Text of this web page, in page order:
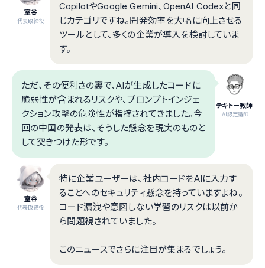
室谷
代表取締役
CopilotやGoogle Gemini、OpenAI Codexと同
じカテゴリですね。開発効率を大幅に向上させる
ツールとして、多くの企業が導入を検討していま
す。
テキトー教師
.AI認定講師
ただ、その便利さの裏で、AIが生成したコードに
脆弱性が含まれるリスクや、プロンプトインジェ
クション攻撃の危険性が指摘されてきました。今
回の中国の発表は、そうした懸念を現実のものと
して突きつけた形です。
室谷
代表取締役
特に企業ユーザーは、社内コードをAIに入力す
ることへのセキュリティ懸念を持っていますよね。
コード漏洩や意図しない学習のリスクは以前か
ら問題視されていました。
このニュースでさらに注目が集まるでしょう。